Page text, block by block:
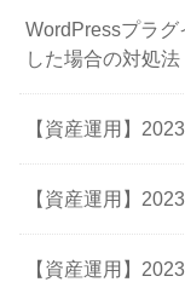
WordPressプラ
した場合の対処法
【資産運用】
【資産運用】
【資産運用】